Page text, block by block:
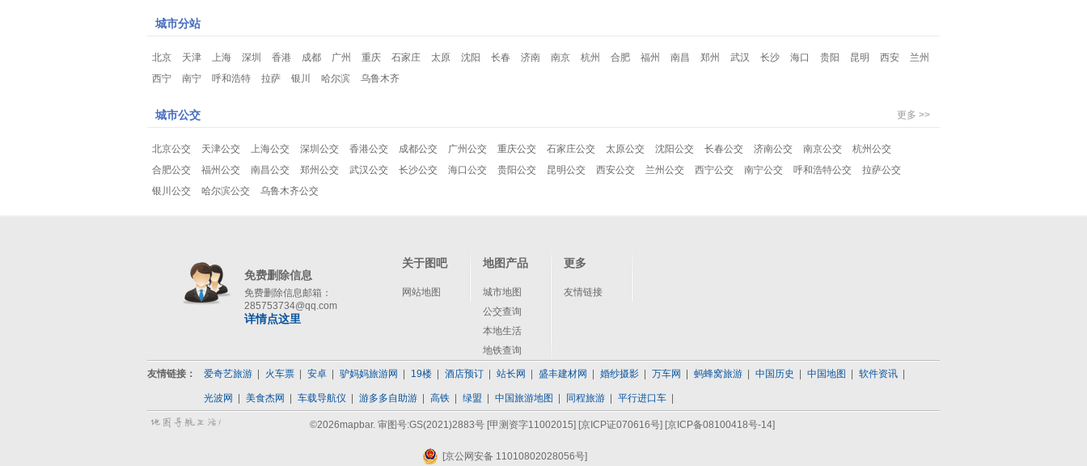
城市分站
北京 天津 上海 深圳 香港 成都 广州 重庆 石家庄 太原 沈阳 长春 济南 南京 杭州 合肥 福州 南昌 郑州 武汉 长沙 海口 贵阳 昆明 西安
兰州
西宁
南宁 呼和浩特 拉萨 银川 哈尔滨 乌鲁木齐
更多 >>
城市公交
北京公交 天津公交 上海公交 深圳公交 香港公交 成都公交 广州公交 重庆公交 石家庄公交 太原公交 沈阳公交 长春公交 济南公交 南京公交
杭州公交
合肥公交
福州公交 南昌公交 郑州公交 武汉公交 长沙公交 海口公交 贵阳公交 昆明公交 西安公交 兰州公交 西宁公交 南宁公交 呼和浩特公交
拉萨公交
银川公交
哈尔滨公交 乌鲁木齐公交
免费删除信息
免费删除信息邮箱：
285753734@qq.com
详情点这里
关于图吧
网站地图
地图产品
城市地图
公交查询
本地生活
地铁查询
更多
友情链接
友情链接： 爱奇艺旅游 火车票 安卓 驴妈妈旅游网 19楼 酒店预订 站长网 盛丰建材网 婚纱摄影 万车网 蚂蜂窝旅游 中国历史 中国地图 软件资讯
光波网 美食杰网 车载导航仪 游多多自助游 高铁 绿盟 中国旅游地图 同程旅游 平行进口车
©2026mapbar. 审图号:GS(2021)2883号 [甲测资字11002015] [京ICP证070616号] [京ICP备08100418号-14]
[京公网安备 11010802028056号]